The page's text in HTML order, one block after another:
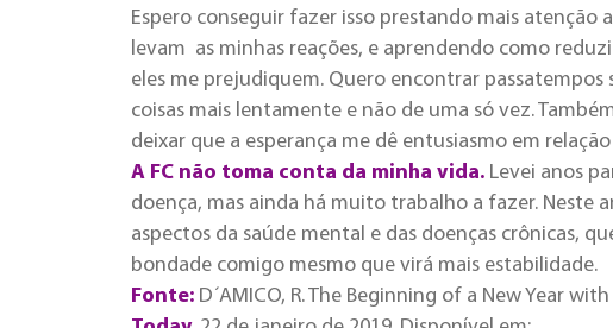
Espero conseguir fazer isso prestando mais atenção
levam as minhas reações, e aprendendo como
eles me prejudiquem. Quero encontrar passatempos
coisas mais lentamente e não de uma só vez.
deixar que a esperança me dê entusiasmo em
A FC não toma conta da minha vida. Levei anos
doença, mas ainda há muito trabalho a fazer. Neste
aspectos da saúde mental e das doenças crônicas,
bondade comigo mesmo que virá mais estabilidade.
Fonte: D´AMICO, R. The Beginning of a New Year